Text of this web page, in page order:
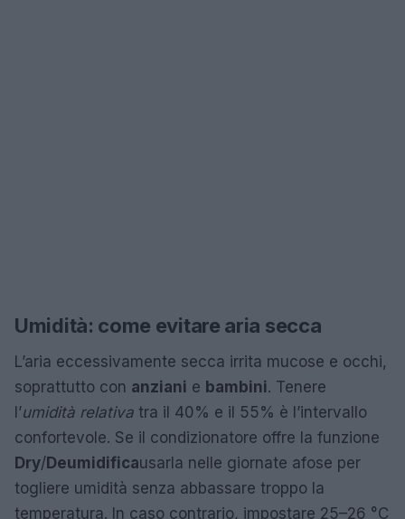
Umidità: come evitare aria secca
L’aria eccessivamente secca irrita mucose e occhi,
soprattutto con anziani e bambini. Tenere
l’umidità relativa tra il 40% e il 55% è l’intervallo
confortevole. Se il condizionatore offre la funzione
Dry/ Deumidificausarla nelle giornate afose per
togliere umidità senza abbassare troppo la
temperatura. In caso contrario, impostare 25–26 °C